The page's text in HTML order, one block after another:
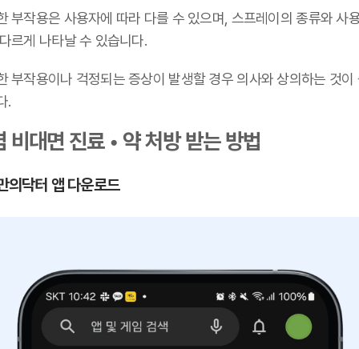
부작용은 사용자에 따라 다를 수 있으며, 스프레이의 종류와 사
르게 나타날 수 있습니다.
부작용이나 걱정되는 증상이 발생할 경우 의사와 상의하는 것이
.
비대면 진료 • 약 처방 받는 방법
의닥터 앱 다운로드